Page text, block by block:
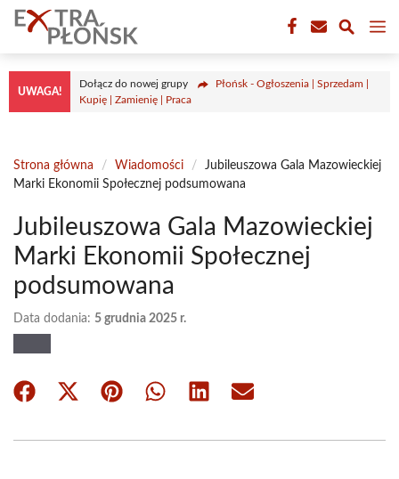
Przejdź
treści
UWAGA!
Dołącz do nowej grupy
Płońsk - Ogłoszenia | Sprzedam |
Kupię | Zamienię | Praca
Strona główna / Wiadomości /
Jubileuszowa Gala Mazowieckiej
Marki Ekonomii Społecznej podsumowana
Jubileuszowa Gala Mazowieckiej
Marki Ekonomii Społecznej
podsumowana
Data dodania: 5 grudnia 2025 r.
Share
Share
(Twitter)
Share Share Share Share